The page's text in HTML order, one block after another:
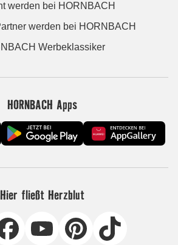
werden bei HORNBACH
werden bei HORNBACH
Werbeklassiker
HORNBACH Apps
Hier fließt Herzblut